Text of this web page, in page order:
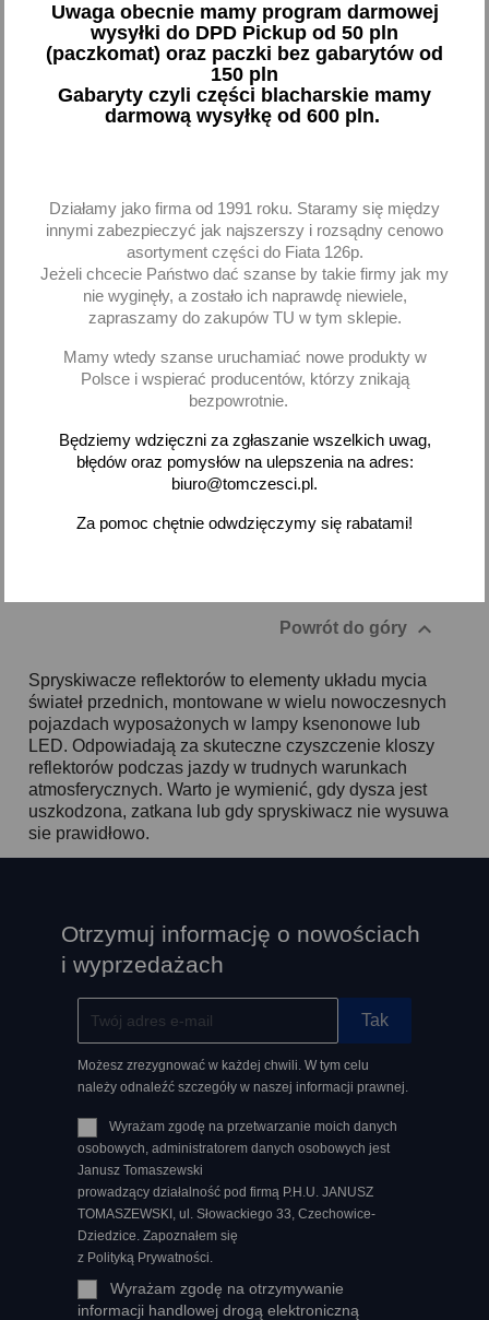
Dysza spryskiwacza Audi
A6 15-18 prawa
Brak na stanie
favorite_border
Spryskiwacz reflektora
lewy pompka dysza płynu
Seat Ibiza IV 2008-2017
Dodaj
- +
favorite_border
Powrót do góry 
Spryskiwacze reflektorów to elementy układu mycia
świateł przednich, montowane w wielu nowoczesnych
pojazdach wyposażonych w lampy ksenonowe lub
LED. Odpowiadają za skuteczne czyszczenie kloszy
reflektorów podczas jazdy w trudnych warunkach
atmosferycznych. Warto je wymienić, gdy dysza jest
uszkodzona, zatkana lub gdy spryskiwacz nie wysuwa
sie prawidłowo.
Otrzymuj informację o nowościach
i wyprzedażach
Możesz zrezygnować w każdej chwili. W tym celu
należy odnaleźć szczegóły w naszej informacji prawnej.
Wyrażam zgodę na przetwarzanie moich danych
osobowych, administratorem danych osobowych jest
Janusz Tomaszewski
prowadzący działalność pod firmą P.H.U. JANUSZ
TOMASZEWSKI, ul. Słowackiego 33, Czechowice-
Dziedzice. Zapoznałem się
z Polityką Prywatności.
Wyrażam zgodę na otrzymywanie
informacji handlowej drogą elektroniczną
Uwaga obecnie mamy program darmowej
wysyłki do DPD Pickup od 50 pln
(paczkomat) oraz paczki bez gabarytów od
150 pln
Gabaryty czyli części blacharskie mamy
darmową wysyłkę od 600 pln.
Działamy jako firma od 1991 roku. Staramy się między
innymi zabezpieczyć jak najszerszy i rozsądny cenowo
asortyment części do Fiata 126p.
Jeżeli chcecie Państwo dać szanse by takie firmy jak my
nie wyginęły, a zostało ich naprawdę niewiele,
zapraszamy do zakupów TU w tym sklepie.
Mamy wtedy szanse uruchamiać nowe produkty w
Polsce i wspierać producentów, którzy znikają
bezpowrotnie.
Będziemy wdzięczni za zgłaszanie wszelkich uwag,
błędów oraz pomysłów na ulepszenia na adres:
biuro@tomczesci.pl.
Za pomoc chętnie odwdzięczymy się rabatami!